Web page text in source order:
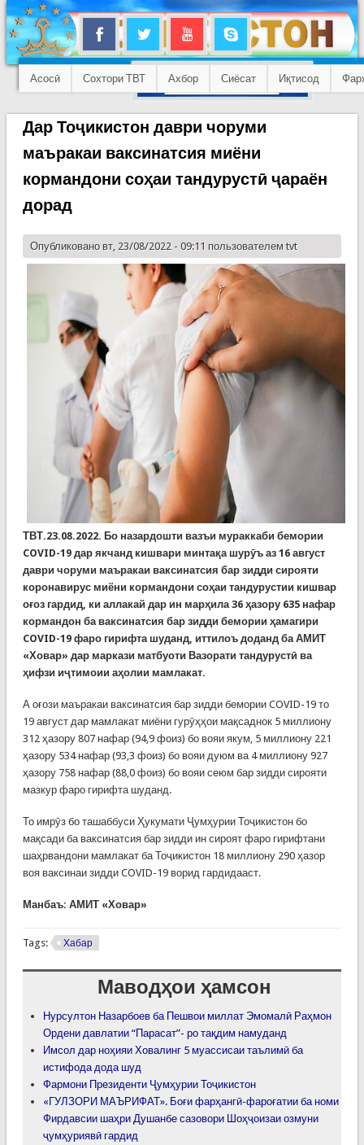
Асосӣ Сохтори ТВТ Ахбор Сиёсат Иқтисод
Дар Тоҷикистон даври чоруми
маъракаи ваксинатсия миёни
кормандони соҳаи тандурустӣ ҷараён
дорад
Опубликовано вт, 23/08/2022 - 09:11 пользователем tvt
ТВТ.23.08.2022. Бо назардошти вазъи мураккаби бемории
COVID-19 дар якчанд кишвари минтақа шурӯъ аз 16 август
даври чоруми маъракаи ваксинатсия бар зидди сирояти
коронавирус миёни кормандони соҳаи тандурустии кишвар
оғоз гардид, ки аллакай дар ин марҳила 36 ҳазору 635 нафар
кормандон ба ваксинатсия бар зидди бемории ҳамагири
COVID-19 фаро гирифта шуданд, иттилоъ доданд ба АМИТ
«Ховар» дар маркази матбуоти Вазорати тандурустӣ ва
ҳифзи иҷтимоии аҳолии мамлакат.
А оғози маъракаи ваксинатсия бар зидди бемории COVID-19 то
19 август дар мамлакат миёни гурӯҳҳои мақсаднок 5 миллиону
312 ҳазору 807 нафар (94,9 фоиз) бо вояи якум, 5 миллиону 221
ҳазору 534 нафар (93,3 фоиз) бо вояи дуюм ва 4 миллиону 927
ҳазору 758 нафар (88,0 фоиз) бо вояи сеюм бар зидди сирояти
мазкур фаро гирифта шуданд.
То имрӯз бо ташаббуси Ҳукумати Ҷумҳурии Тоҷикистон бо
мақсади ба ваксинатсия бар зидди ин сироят фаро гирифтани
шаҳрвандони мамлакат ба Тоҷикистон 18 миллиону 290 ҳазор
воя ваксинаи зидди COVID-19 ворид гардидааст.
Манбаъ: АМИТ «Ховар»
Tags: Хабар
Маводҳои ҳамсон
Нурсултон Назарбоев ба Пешвои миллат Эмомалӣ Раҳмон
Ордени давлатии “Парасат”- ро тақдим намуданд
Имсол дар ноҳияи Ховалинг 5 муассисаи таълимӣ ба
истифода дода шуд
Фармони Президенти Ҷумҳурии Тоҷикистон
«ГУЛЗОРИ МАЪРИФАТ». Боғи фарҳангӣ-фароғатии ба номи
Фирдавсии шаҳри Душанбе сазовори Шоҳҷоизаи озмуни
ҷумҳуриявӣ гардид